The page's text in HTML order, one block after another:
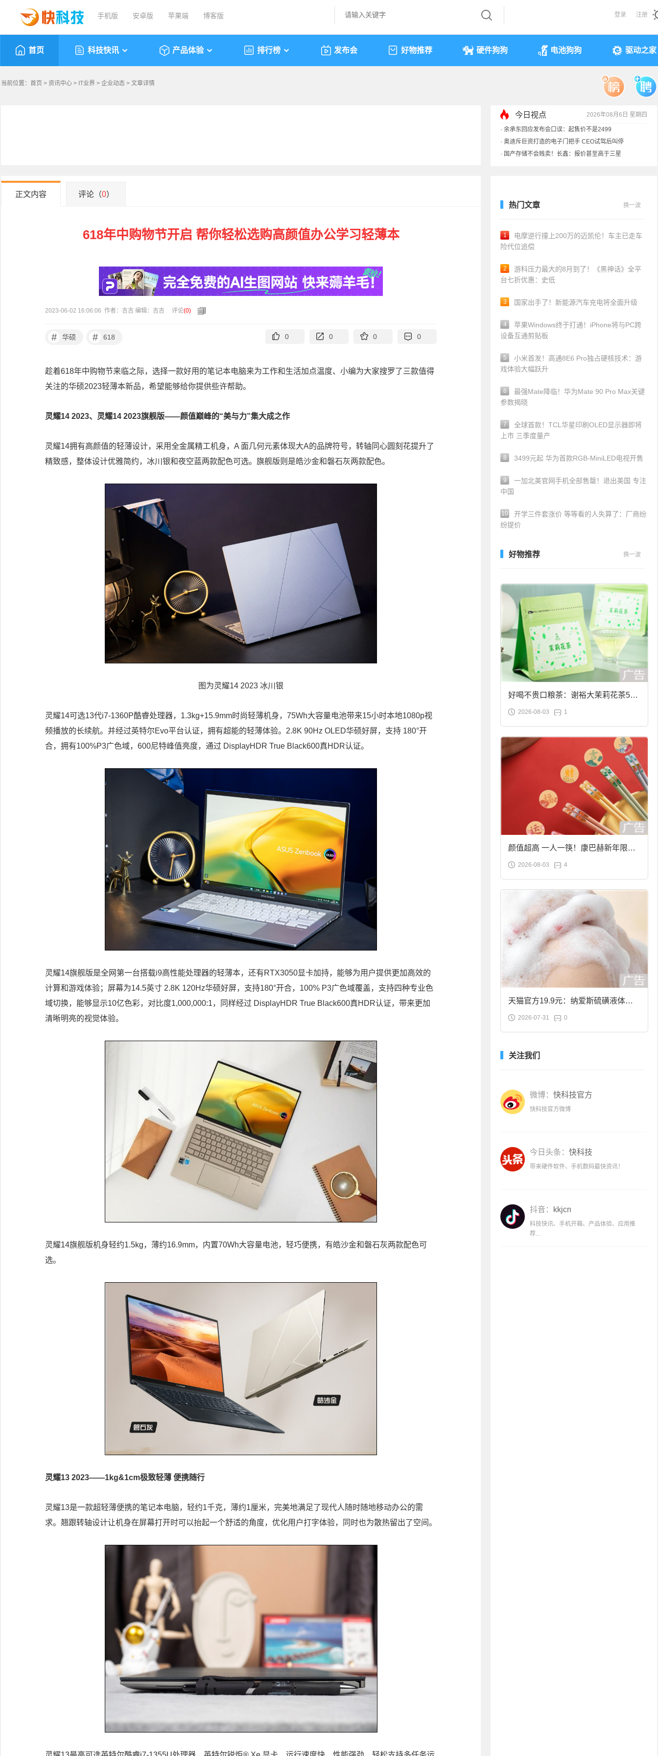
手机版 安卓版 苹果端 博客版 登录 注册
首页 科技快讯 产品体验 排行榜 发布会 好物推荐 硬件狗狗 电池狗狗 驱动之家
当前位置： 首页 > 资讯中心 > IT业界 > 企业动态 > 文章详情
今日视点 2026年08月6日 星期四
·余承东回应发布会口误：起售价不是2499
正文内容 评论（0）
618年中购物节开启 帮你轻松选购高颜值办公学习轻薄本
2023-06-02 16:06:06 作者：吉吉 编辑：吉吉 评论(0)
# 华硕 # 618 0 0 0 0
趁着618年中购物节来临之际，选择一款好用的笔记本电脑来为工作和生活加点温度、小编为大家搜罗了三款值得
关注的华硕2023轻薄本新品，希望能够给你提供些许帮助。
灵耀14 2023、灵耀14 2023旗舰版——颜值巅峰的“美与力”集大成之作
灵耀14拥有高颜值的轻薄设计，采用全金属精工机身，A 面几何元素体现大A的品牌符号，转轴同心圆刻花提升了
精致感，整体设计优雅简约，冰川银和夜空蓝两款配色可选。旗舰版则是皓沙金和磐石灰两款配色。
图为灵耀14 2023 冰川银
灵耀14可选13代i7-1360P酷睿处理器，1.3kg+15.9mm时尚轻薄机身，75Wh大容量电池带来15小时本地1080p视
频播放的长续航。并经过英特尔Evo平台认证，拥有超能的轻薄体验。2.8K 90Hz OLED华硕好屏，支持 180°开
合，拥有100%P3广色域，600尼特峰值亮度，通过 DisplayHDR True Black600真HDR认证。
灵耀14旗舰版是全网第一台搭载i9高性能处理器的轻薄本，还有RTX3050显卡加持，能够为用户提供更加高效的
计算和游戏体验；屏幕为14.5英寸 2.8K 120Hz华硕好屏，支持180°开合，100% P3广色域覆盖，支持四种专业色
域切换，能够显示10亿色彩，对比度1,000,000:1，同样经过 DisplayHDR True Black600真HDR认证，带来更加
清晰明亮的视觉体验。
灵耀14旗舰版机身轻约1.5kg，薄约16.9mm，内置70Wh大容量电池，轻巧便携，有皓沙金和磐石灰两款配色可
选。
灵耀13 2023——1kg&1cm极致轻薄 便携随行
灵耀13是一款超轻薄便携的笔记本电脑，轻约1千克，薄约1厘米，完美地满足了现代人随时随地移动办公的需
求。翘跟转轴设计让机身在屏幕打开时可以抬起一个舒适的角度，优化用户打字体验，同时也为散热留出了空间。
热门文章 换一波
1
电摩逆行撞上200万的迈凯伦！车主已走车
险代位追偿
2
游科压力最大的8月到了！《黑神话》全平
台七折优惠：史低
3 国家出手了！新能源汽车充电将全面升级
4
苹果Windows终于打通！iPhone将与PC跨
设备互通剪贴板
5
小米首发！高通8E6 Pro独占硬核技术：游
戏体验大幅跃升
6
最强Mate降临！华为Mate 90 Pro Max关键
参数揭晓
7
全球首款！TCL华星印刷OLED显示器即将
上市 三季度量产
8 3499元起 华为首款RGB-MiniLED电视开售
9
一加北美官网手机全部售罄！退出美国 专注
中国
10
开学三件套涨价 等等看的人失算了：厂商纷
纷提价
好物推荐 换一波
好喝不贵口粮茶：谢裕大茉莉花茶50g
袋装9.9元到手
2026-08-03 1
颜值超高 一人一筷！康巴赫新年限定
合金筷子大促：19.9元
2026-08-03 4
天猫官方19.9元：纳爱斯硫磺液体香
皂2斤大促
2026-07-31 0
关注我们
微博： 快科技官方
快科技官方微博
今日头条： 快科技
带来硬件软件、手机数码最快资讯！
抖音： kkjcn
科技快讯、手机开箱、产品体验、应用推
荐...